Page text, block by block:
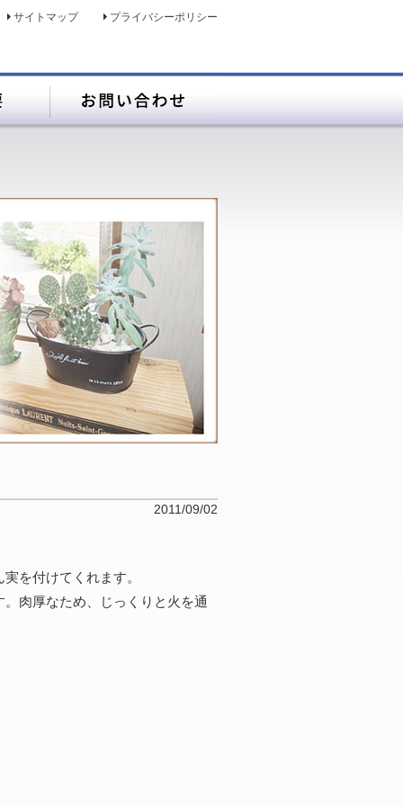
サイトマップ プライバシーポリシー
2011/09/02
を付けてくれます。
肉厚なため、じっくりと火を通